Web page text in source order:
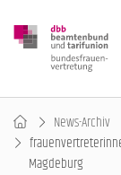
News-Archiv
Magdeburg